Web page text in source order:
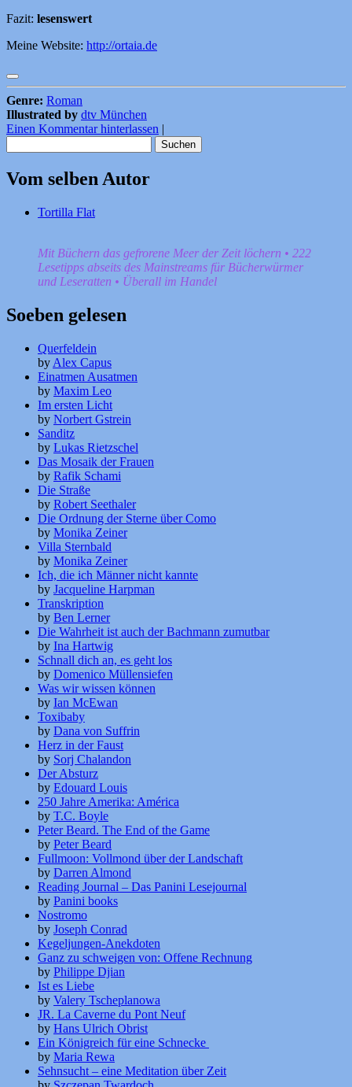
Fazit: lesenswert
Meine Website: http://ortaia.de
Genre: Roman
Illustrated by dtv München
Einen Kommentar hinterlassen |
nach:
Vom selben Autor
Tortilla Flat
Mit Büchern das gefrorene Meer der Zeit löchern • 222
Lesetipps abseits des Mainstreams für Bücherwürmer
und Leseratten • Überall im Handel
Soeben gelesen
Querfeldein
by Alex Capus
Einatmen Ausatmen
by Maxim Leo
Im ersten Licht
by Norbert Gstrein
Sanditz
by Lukas Rietzschel
Das Mosaik der Frauen
by Rafik Schami
Die Straße
by Robert Seethaler
Die Ordnung der Sterne über Como
by Monika Zeiner
Villa Sternbald
by Monika Zeiner
Ich, die ich Männer nicht kannte
by Jacqueline Harpman
Transkription
by Ben Lerner
Die Wahrheit ist auch der Bachmann zumutbar
by Ina Hartwig
Schnall dich an, es geht los
by Domenico Müllensiefen
Was wir wissen können
by Ian McEwan
Toxibaby
by Dana von Suffrin
Herz in der Faust
by Sorj Chalandon
Der Absturz
by Edouard Louis
250 Jahre Amerika: América
by T.C. Boyle
Peter Beard. The End of the Game
by Peter Beard
Fullmoon: Vollmond über der Landschaft
by Darren Almond
Reading Journal – Das Panini Lesejournal
by Panini books
Nostromo
by Joseph Conrad
Kegeljungen-Anekdoten
Ganz zu schweigen von: Offene Rechnung
by Philippe Djian
Ist es Liebe
by Valery Tscheplanowa
JR. La Caverne du Pont Neuf
by Hans Ulrich Obrist
Ein Königreich für eine Schnecke
by Maria Rewa
Sehnsucht – eine Meditation über Zeit